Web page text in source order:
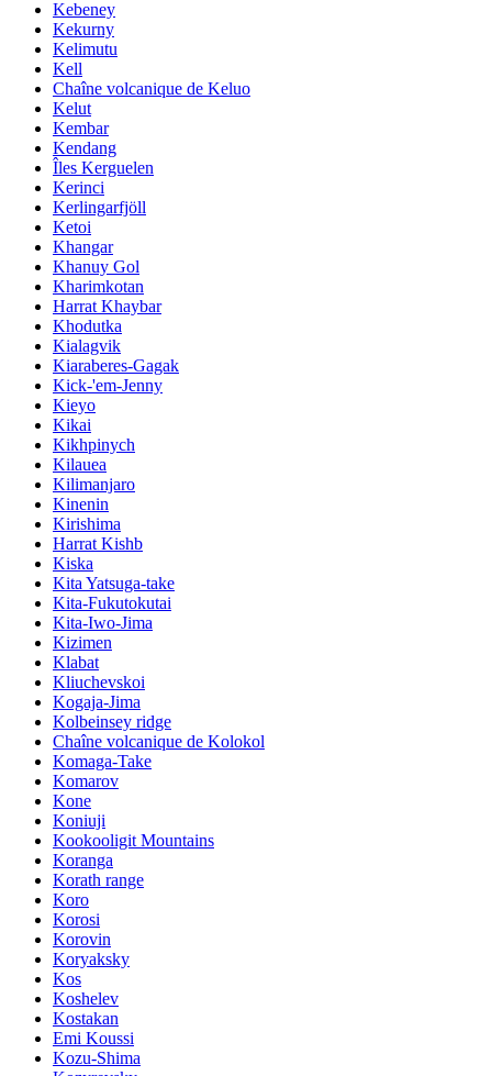
Kebeney
Kekurny
Kelimutu
Kell
Chaîne volcanique de Keluo
Kelut
Kembar
Kendang
Îles Kerguelen
Kerinci
Kerlingarfjöll
Ketoi
Khangar
Khanuy Gol
Kharimkotan
Harrat Khaybar
Khodutka
Kialagvik
Kiaraberes-Gagak
Kick-'em-Jenny
Kieyo
Kikai
Kikhpinych
Kilauea
Kilimanjaro
Kinenin
Kirishima
Harrat Kishb
Kiska
Kita Yatsuga-take
Kita-Fukutokutai
Kita-Iwo-Jima
Kizimen
Klabat
Kliuchevskoi
Kogaja-Jima
Kolbeinsey ridge
Chaîne volcanique de Kolokol
Komaga-Take
Komarov
Kone
Koniuji
Kookooligit Mountains
Koranga
Korath range
Koro
Korosi
Korovin
Koryaksky
Kos
Koshelev
Kostakan
Emi Koussi
Kozu-Shima